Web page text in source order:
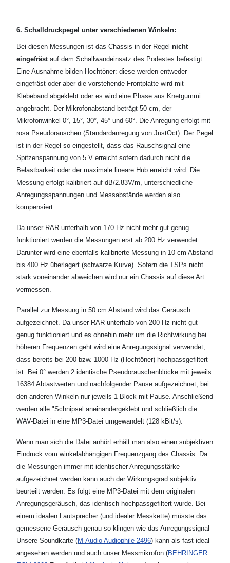
6. Schalldruckpegel unter verschiedenen Winkeln:
Bei diesen Messungen ist das Chassis in der Regel nicht
eingefräst auf dem Schallwandeinsatz des Podestes befestigt.
Eine Ausnahme bilden Hochtöner: diese werden entweder
eingefräst oder aber die vorstehende Frontplatte wird mit
Klebeband abgeklebt oder es wird eine Phase aus Knetgummi
angebracht. Der Mikrofonabstand beträgt 50 cm, der
Mikrofonwinkel 0°, 15°, 30°, 45° und 60°. Die Anregung erfolgt mit
rosa Pseudorauschen (Standardanregung von JustOct). Der Pegel
ist in der Regel so eingestellt, dass das Rauschsignal eine
Spitzenspannung von 5 V erreicht sofern dadurch nicht die
Belastbarkeit oder der maximale lineare Hub erreicht wird. Die
Messung erfolgt kalibriert auf dB/2.83V/m, unterschiedliche
Anregungsspannungen und Messabstände werden also
kompensiert.
Da unser RAR unterhalb von 170 Hz nicht mehr gut genug
funktioniert werden die Messungen erst ab 200 Hz verwendet.
Darunter wird eine ebenfalls kalibrierte Messung in 10 cm Abstand
bis 400 Hz überlagert (schwarze Kurve). Sofern die TSPs nicht
stark voneinander abweichen wird nur ein Chassis auf diese Art
vermessen.
Parallel zur Messung in 50 cm Abstand wird das Geräusch
aufgezeichnet. Da unser RAR unterhalb von 200 Hz nicht gut
genug funktioniert und es ohnehin mehr um die Richtwirkung bei
höheren Frequenzen geht wird eine Anregungssignal verwendet,
dass bereits bei 200 bzw. 1000 Hz (Hochtöner) hochpassgefiltert
ist. Bei 0° werden 2 identische Pseudorauschenblöcke mit jeweils
16384 Abtastwerten und nachfolgender Pause aufgezeichnet, bei
den anderen Winkeln nur jeweils 1 Block mit Pause. Anschließend
werden alle "Schnipsel aneinandergeklebt und schließlich die
WAV-Datei in eine MP3-Datei umgewandelt (128 kBit/s).
Wenn man sich die Datei anhört erhält man also einen subjektiven
Eindruck vom winkelabhängigen Frequenzgang des Chassis. Da
die Messungen immer mit identischer Anregungsstärke
aufgezeichnet werden kann auch der Wirkungsgrad subjektiv
beurteilt werden. Es folgt eine MP3-Datei mit dem originalen
Anregungsgeräusch, das identisch hochpassgefiltert wurde. Bei
einem idealen Lautsprecher (und idealer Messkette) müsste das
gemessene Geräusch genau so klingen wie das Anregungssignal
Unsere Soundkarte (M-Audio Audiophile 2496) kann als fast ideal
angesehen werden und auch unser Messmikrofon (BEHRINGER